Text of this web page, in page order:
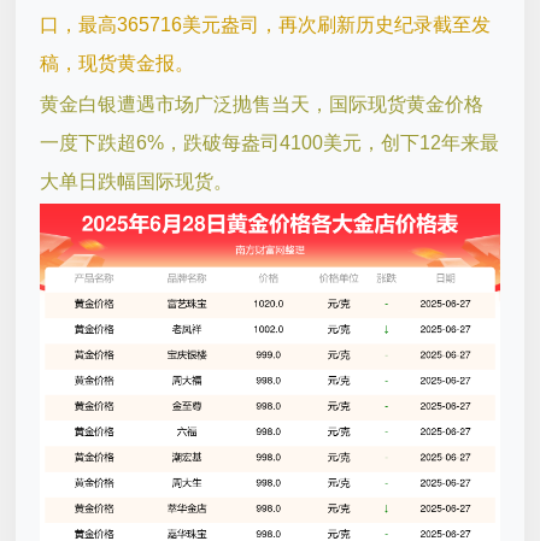
口，最高365716美元盎司，再次刷新历史纪录截至发
稿，现货黄金报。
黄金白银遭遇市场广泛抛售当天，国际现货黄金价格
一度下跌超6%，跌破每盎司4100美元，创下12年来最
大单日跌幅国际现货。